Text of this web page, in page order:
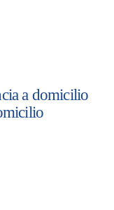
a domicilio